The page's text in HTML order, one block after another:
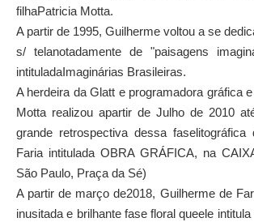
filhaPatricia Motta.
A partir de 1995, Guilherme voltou a se
s/ telanotadamente de "paisagens
intituladaImaginárias Brasileiras.
A herdeira da Glatt e programadora gráfica
Motta realizou apartir de Julho de 2010
grande retrospectiva dessa faselitográfica
Faria intitulada OBRA GRÁFICA, na
São Paulo, Praça da Sé)
A partir de março de2018, Guilherme de
inusitada e brilhante fase floral queele